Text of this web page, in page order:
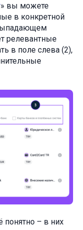
» вы можете
в конкретной
релевантные
в поле слева (2),
понятно – в них